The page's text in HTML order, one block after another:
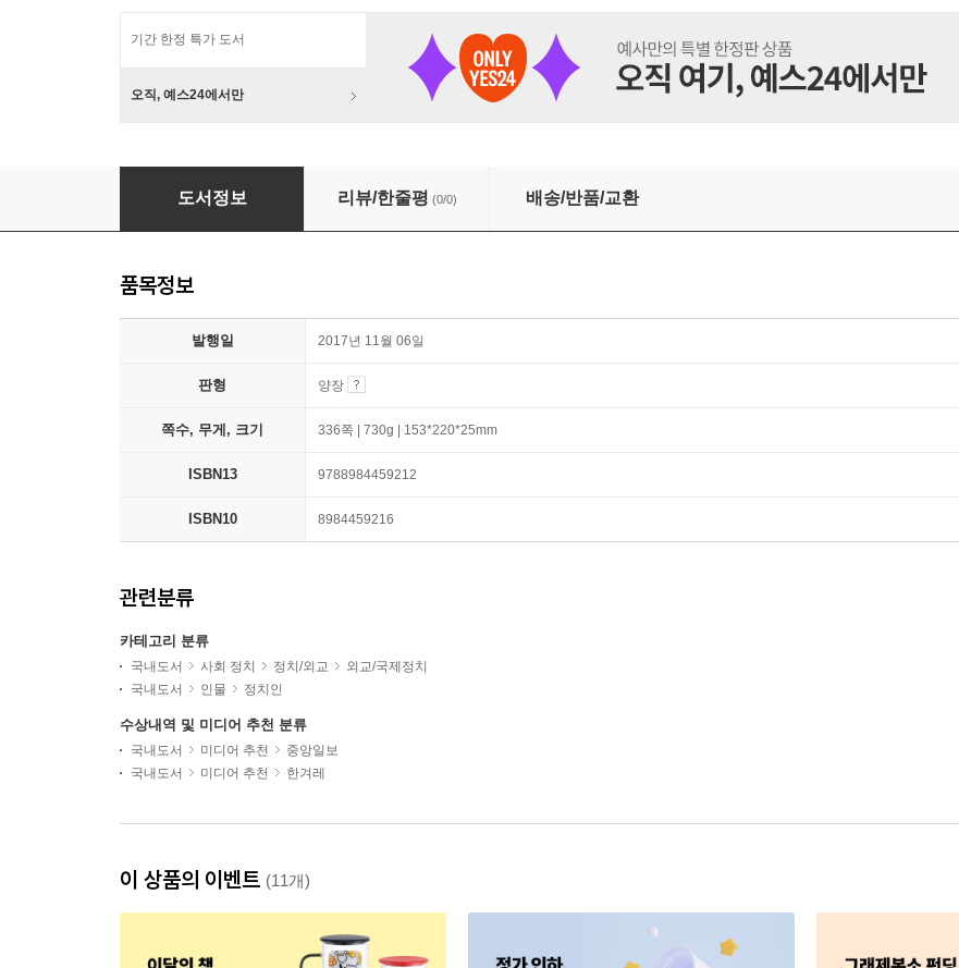
기간 한정 특가 도서
오직, 예스24에서만
CEO 시진핑
도서정보 리뷰/한줄평 (0/0) 배송/반품/교환
품목정보
발행일 2017년 11월 06일
판형 양장
쪽수, 무게, 크기 336쪽 | 730g | 153*220*25mm
ISBN13 9788984459212
ISBN10 8984459216
관련분류
카테고리 분류
국내도서 사회 정치 정치/외교
외교/국제정치
국내도서
인물 정치인
수상내역 및 미디어 추천 분류
국내도서 미디어 추천
중앙일보
국내도서
미디어 추천 한겨레
이 상품의 이벤트 (11개)